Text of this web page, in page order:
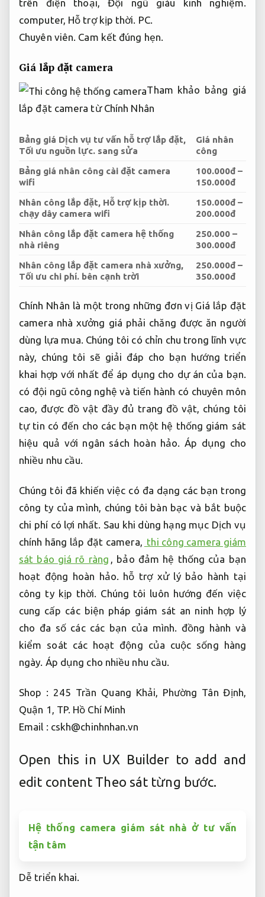
trên điện thoại,Đội ngũ giàu kinh nghiệm.
computer, Hỗ trợ kịp thời. PC.
Chuyên viên. Cam kết đúng hẹn.
Giá lắp đặt camera
Tham khảo bảng giá
lắp đặt camera từ Chính Nhân
Bảng giá Dịch vụ tư vấn hỗ trợ lắp đặt,
Tối ưu nguồn lực. sang sửa
Giá nhân
công
Bảng giá nhân công cài đặt camera
wifi
100.000đ –
150.000đ
Nhân công lắp đặt, Hỗ trợ kịp thời.
chạy dây camera wifi
150.000đ –
200.000đ
Nhân công lắp đặt camera hệ thống
nhà riêng
250.000 –
300.000đ
Nhân công lắp đặt camera nhà xưởng,
Tối ưu chi phí. bên cạnh trời
250.000đ –
350.000đ
Chính Nhân là một trong những đơn vị Giá lắp đặt
camera nhà xưởng giá phải chăng được ăn người
dùng lựa mua. Chúng tôi có chỉn chu trong lĩnh vực
này, chúng tôi sẽ giải đáp cho bạn hướng triển
khai hợp với nhất để áp dụng cho dự án của bạn.
có đội ngũ công nghệ và tiến hành có chuyên môn
cao, được đồ vật đầy đủ trang đồ vật, chúng tôi
tự tin có đến cho các bạn một hệ thống giám sát
hiệu quả với ngân sách hoàn hảo.Áp dụng cho
nhiều nhu cầu.
Chúng tôi đã khiến việc có đa dạng các bạn trong
công ty của mình, chúng tôi bàn bạc và bắt buộc
chi phí có lợi nhất. Sau khi dùng hạng mục Dịch vụ
chính hãng lắp đặt camera, thi công camera giám
sát báo giá rõ ràng , bảo đảm hệ thống của bạn
hoạt động hoàn hảo. hỗ trợ xử lý bảo hành tại
công ty kịp thời. Chúng tôi luôn hướng đến việc
cung cấp các biện pháp giám sát an ninh hợp lý
cho đa số các các bạn của mình. đồng hành và
kiểm soát các hoạt động của cuộc sống hàng
ngày. Áp dụng cho nhiều nhu cầu.
Shop : 245 Trần Quang Khải, Phường Tân Định,
Quận 1, TP. Hồ Chí Minh
Email : cskh@chinhnhan.vn
Open this in UX Builder to add and
edit content Theo sát từng bước.
Hệ thống camera giám sát nhà ở tư vấn
tận tâm
Dễ triển khai.